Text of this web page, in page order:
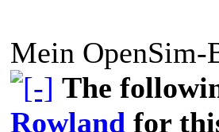
Mein OpenSim-
The
Rowland for